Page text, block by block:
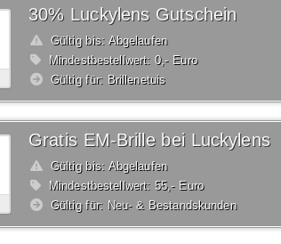
30% Luckylens Gutschein
Gültig bis: Abgelaufen
Mindestbestellwert: 0,- Euro
Gültig für: Brillenetuis
Gratis EM-Brille bei Luckylens
Gültig bis: Abgelaufen
Mindestbestellwert: 55,- Euro
Gültig für: Neu- & Bestandskunden